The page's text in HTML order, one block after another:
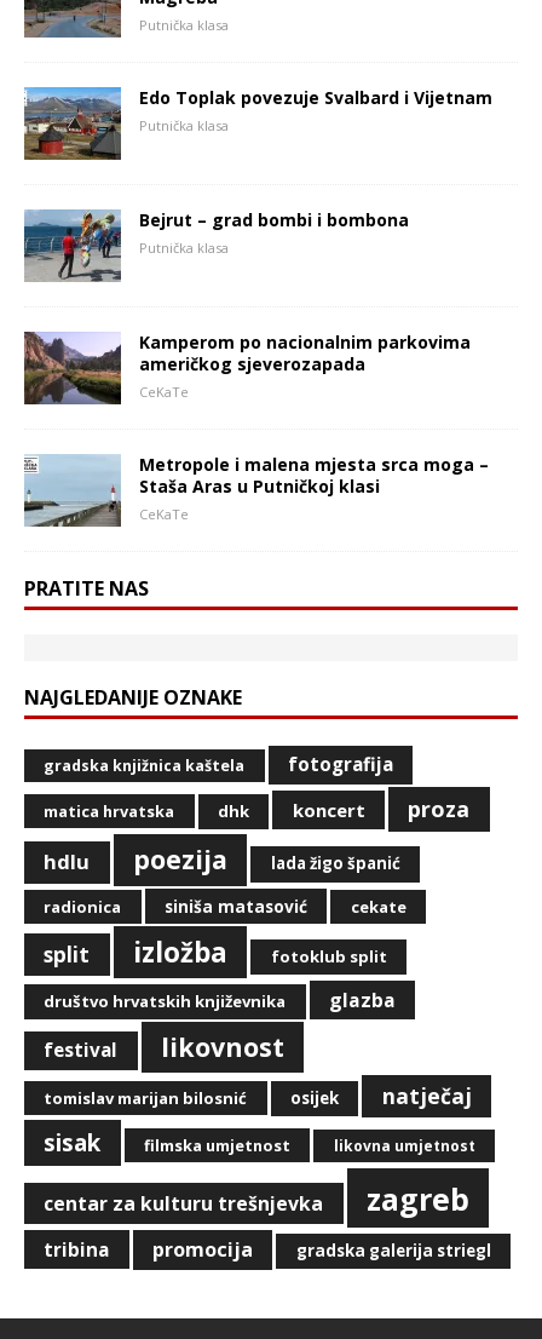
Putnička klasa
Edo Toplak povezuje Svalbard i Vijetnam
Putnička klasa
Bejrut – grad bombi i bombona
Putnička klasa
Kamperom po nacionalnim parkovima
američkog sjeverozapada
CeKaTe
Metropole i malena mjesta srca moga –
Staša Aras u Putničkoj klasi
CeKaTe
PRATITE NAS
NAJGLEDANIJE OZNAKE
gradska knjižnica kaštela fotografija
matica hrvatska dhk koncert proza
hdlu poezija
lada žigo španić
radionica
siniša matasović cekate
split izložba fotoklub split
društvo hrvatskih književnika glazba
festival likovnost
tomislav marijan bilosnić osijek natječaj
sisak filmska umjetnost likovna umjetnost
centar za kulturu trešnjevka zagreb
tribina promocija gradska galerija striegl